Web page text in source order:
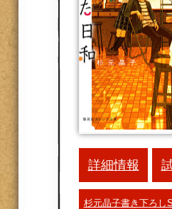
詳細情報
杉元晶子書き下ろし